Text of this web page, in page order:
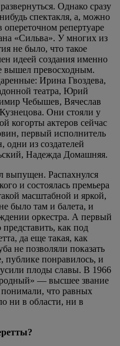
Однако сразу
спектакля, а, можно
репертуаре
«Сильва». У многих из
не было, что такое
идеей создания именно
вышел превосходным.
Ирина Гвоздева,
театра, Юрий
Чебышев, Вячеслав
Они стояли у
когорты актеров сейчас
первый исполнитель
из создателей
Надежда Домашняя.
выпущен. Распахнулся
и состоялась премьера
масштабной и яркой,
было там и балета, и
оркестра. А первый
как под
да еще такая, как
не позволяли показать
публике понравилось, и
плоды славы. В 1966
— высшее звание
понимали, что равных
ни в области, ни в